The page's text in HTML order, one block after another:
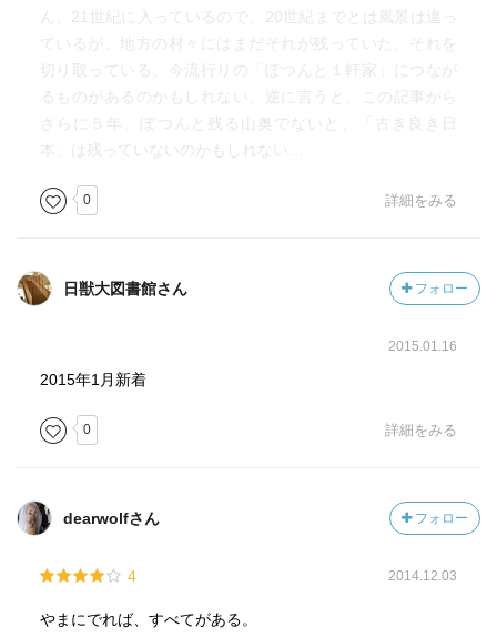
ん、21世紀に入っているので、20世紀までとは風景は違っ
ているが、地方の村々にはまだそれが残っていた。それを
切り取っている。今流行りの「ぽつんと１軒家」につなが
るものがあるのかもしれない。逆に言うと、この記事から
さらに５年、ぽつんと残る山奥でないと、「古き良き日
本」は残っていないのかもしれない…
0 詳細をみる
日獣大図書館さん フォロー
2015.01.16
2015年1月新着
0 詳細をみる
dearwolfさん フォロー
4 2014.12.03
やまにでれば、すべてがある。